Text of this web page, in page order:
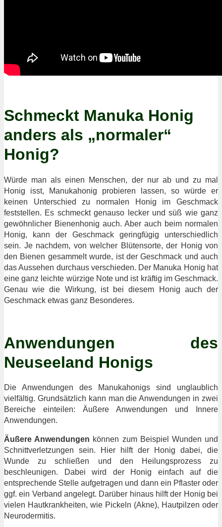
Schmeckt Manuka Honig
anders als „normaler“
Honig?
Würde man als einen Menschen, der nur ab und zu mal
Honig isst, Manukahonig probieren lassen, so würde er
keinen Unterschied zu normalen Honig im Geschmack
feststellen. Es schmeckt genauso lecker und süß wie ganz
gewöhnlicher Bienenhonig auch. Aber auch beim normalen
Honig, kann der Geschmack geringfügig unterschiedlich
sein. Je nachdem, von welcher Blütensorte, der Honig von
den Bienen gesammelt wurde, ist der Geschmack und auch
das Aussehen durchaus verschieden. Der Manuka Honig hat
eine ganz leichte würzige Note und ist kräftig im Geschmack.
Genau wie die Wirkung, ist bei diesem Honig auch der
Geschmack etwas ganz Besonderes.
Anwendungen des
Neuseeland Honigs
Die Anwendungen des Manukahonigs sind unglaublich
vielfältig. Grundsätzlich kann man die Anwendungen in zwei
Bereiche einteilen: Äußere Anwendungen und Innere
Anwendungen.
Äußere Anwendungen können zum Beispiel Wunden und
Schnittverletzungen sein. Hier hilft der Honig dabei, die
Wunde zu schließen und den Heilungsprozess zu
beschleunigen. Dabei wird der Honig einfach auf die
entsprechende Stelle aufgetragen und dann ein Pflaster oder
ggf. ein Verband angelegt. Darüber hinaus hilft der Honig bei
vielen Hautkrankheiten, wie Pickeln (Akne), Hautpilzen oder
Neurodermitis.